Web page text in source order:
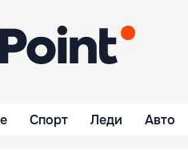
Спорт Леди Авто